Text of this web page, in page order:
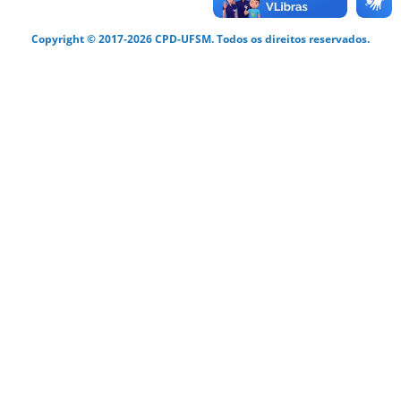
Copyright © 2017-2026 CPD-UFSM. Todos os direitos reservados.